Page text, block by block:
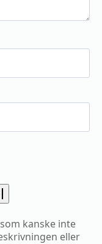
kanske inte
eller